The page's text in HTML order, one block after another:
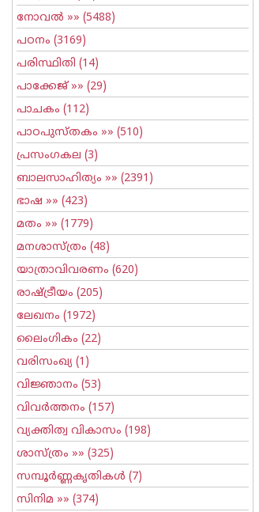
നോവല്‍ »» (5488)
പഠനം (3169)
പരിസ്ഥിതി (14)
പാക്കേജ് »» (29)
പാചകം (112)
പാഠപുസ്തകം »» (510)
പ്രസംഗകല (3)
ബാലസാഹിത്യം »» (2391)
ഭാഷ »» (423)
മതം »» (1779)
മനശാസ്ത്രം (48)
യാത്രാവിവരണം (620)
രാഷ്ട്രീയം (205)
ലേഖനം (1972)
ലൈംഗികം (22)
വരിസംഖ്യ (1)
വിജ്ഞാനം (53)
വിവര്‍ത്തനം (157)
വ്യക്തിത്വ വികാസം (198)
ശാസ്ത്രം »» (325)
സമ്പൂര്‍ണ്ണകൃതികള്‍ (7)
സിനിമ »» (374)